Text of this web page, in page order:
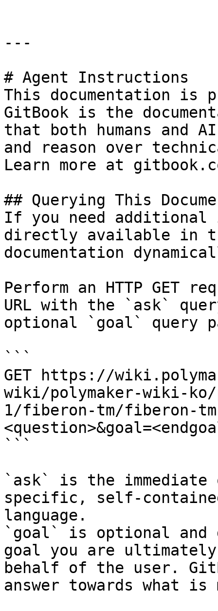
---
# Agent Instructions
This documentation is
GitBook is the
that both humans and
and reason over
Learn more at
## Querying This
If you need
directly available in
documentation
Perform an HTTP GET
URL with the `ask`
optional `goal` query
```
GET https://
wiki/polymaker-wiki-ko/
1/fiberon-tm/fiberon-
```
`ask` is the
specific, self-
language.
`goal` is optional and
goal you are
behalf of the user.
answer towards what